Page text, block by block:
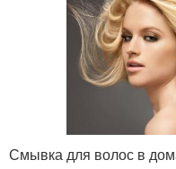
Смывка для волос в